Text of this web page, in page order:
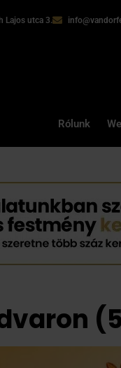
Lajos utca 3.
Rólunk